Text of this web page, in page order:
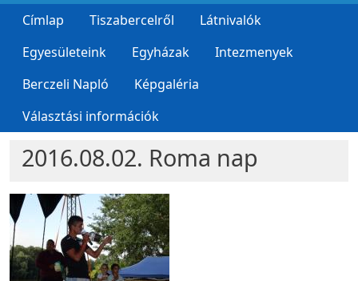
Címlap Tiszabercelről
Látnivalók
Egyesületeink
Egyházak
Intezmenyek
Berczeli Napló
Képgaléria
Választási információk
2016.08.02. Roma nap